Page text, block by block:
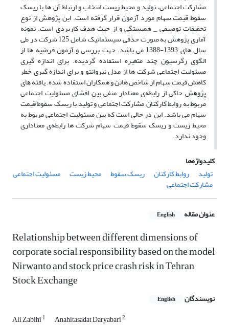
ﻣﺸﺎرﮐﺖ اﺟﺘﻤﺎﻋﯽ، ﺗﻮﻟﯿﺪ و ﻣﺤﯿﻂ زیست انتخاب و ارتباط آن ها با ریسک
سقوط قیمت سهام مورد آزمون قرار گرفته است. این پژوهش از نوع
تحقیقات توصیفی _ همبستگی و از حیث هدف کاربردی است. نمونه
آماری پژوهش به صورت حذفی سیستماتیک شامل 125 شرکت در طی
سال های 1393-1388 می باشد. جهت بررسی و آزمون فرضیه ها از
الگوی رگرسیون چند متغیره استفاده گردیده. برای اندازه گیری
مسئولیت اجتماعی شرکت ها از مدل نیروانتو و برای اندازه گیری خطر
کاهش قیمت سهام از شاخص هاتن و همکاران استفاده شده. ﯾﺎﻓﺘﻪ ﻫﺎی
ﭘﮋوﻫﺶ ﺣﺎﮐﯽ از راﺑﻄﻪی ﻣﻌﻨﺎدار منفی بین افشای مسئولیت اجتماعی
مربوط به روابط کارکنان, مشارکت اجتماعی و تولید با ریسک سقوط قیمت
سهام می باشد. این در حالی است که بین مسئولیت اجتماعی مربوط به
محیط زیست و ریسک سقوط قیمت سهام شرکت ها راﺑﻄﻪی معناداری
وجود ندارد.
کلیدواژه‌ها
تولید
روابط کارکنان ریسک سقوط محیط زیست ﻣﺴﺌﻮﻟﯿﺖ اﺟﺘﻤاعی
مشارکت اجتماعی
عنوان مقاله English
Relationship between different dimensions of
corporate social responsibility based on the model
Nirwanto and stock price crash risk in Tehran
Stock Exchange
نویسندگان English
Ali Zabihi1 Anahitasadat Daryabari2